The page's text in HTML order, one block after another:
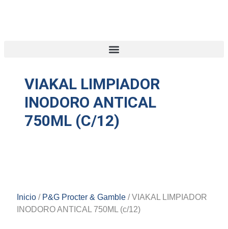
VIAKAL LIMPIADOR
INODORO ANTICAL
750ML (c/12)
Inicio / P&G Procter & Gamble / VIAKAL LIMPIADOR
INODORO ANTICAL 750ML (c/12)